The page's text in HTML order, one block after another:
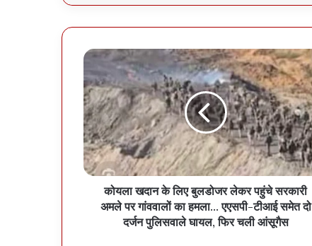
कोयला खदान के लिए बुलडोजर लेकर पहुंचे सरकारी
अमले पर गांववालों का हमला… एएसपी-टीआई समेत दो
दर्जन पुलिसवाले घायल, फिर चली आंसूगैस